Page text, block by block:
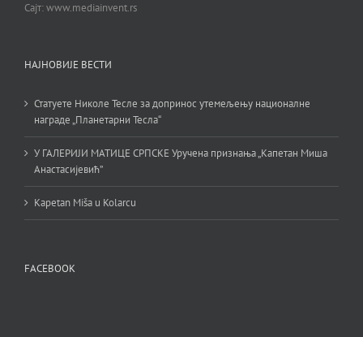
Сајт: www.mediainvent.rs
НАЈНОВИЈЕ ВЕСТИ
Статуете Николе Тесле за допринос утемељењу националне
награде „Планетарни Тесла“
У ГАЛЕРИЈИ МАТИЦЕ СРПСКЕ Уручена признања „Капетан Миша
Анастасијевић”
Kapetan Miša u Kolarcu
FACEBOOK